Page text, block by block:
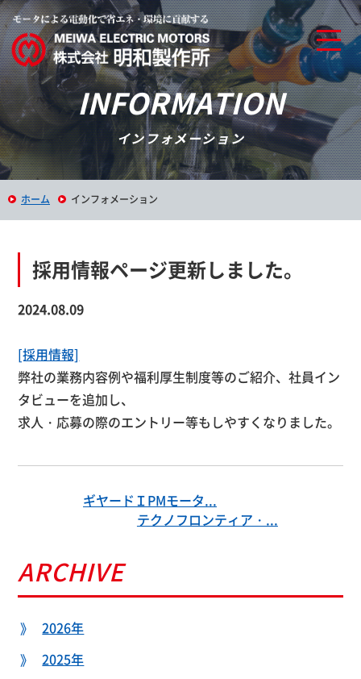
INFORMATION
インフォメーション
ホーム インフォメーション
採用情報ページ更新しました。
2024.08.09
[採用情報]
弊社の業務内容例や福利厚生制度等のご紹介、社員イン
タビューを追加し、
求人・応募の際のエントリー等もしやすくなりました。
ギヤードＩPMモータ...
テクノフロンティア・...
ARCHIVE
2026年
2025年